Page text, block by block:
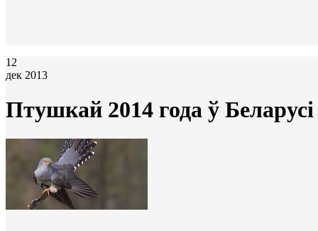
12
дек 2013
Птушкай 2014 года ў